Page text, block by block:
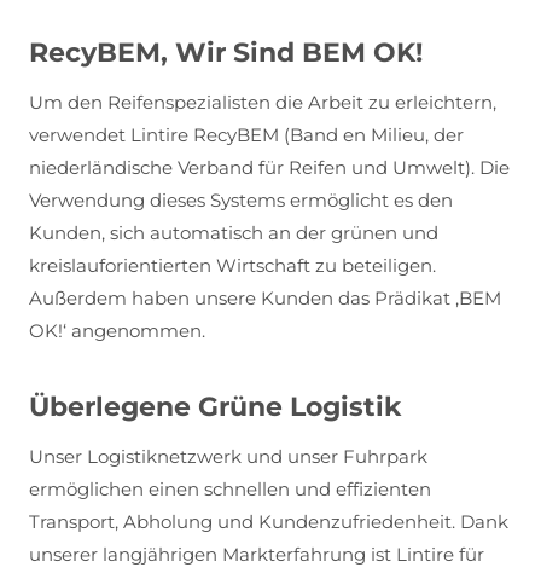
RecyBEM, Wir Sind BEM OK!
Um den Reifenspezialisten die Arbeit zu erleichtern,
verwendet Lintire RecyBEM (Band en Milieu, der
niederländische Verband für Reifen und Umwelt). Die
Verwendung dieses Systems ermöglicht es den
Kunden, sich automatisch an der grünen und
kreislauforientierten Wirtschaft zu beteiligen.
Außerdem haben unsere Kunden das Prädikat ‚BEM
OK!‘ angenommen.
Überlegene Grüne Logistik
Unser Logistiknetzwerk und unser Fuhrpark
ermöglichen einen schnellen und effizienten
Transport, Abholung und Kundenzufriedenheit. Dank
unserer langjährigen Markterfahrung ist Lintire für